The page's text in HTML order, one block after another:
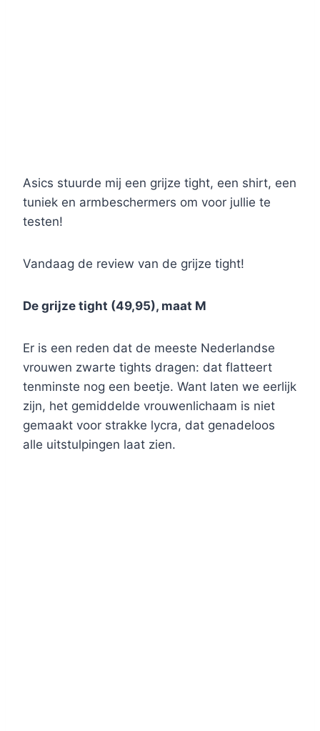
Asics stuurde mij een grijze tight, een shirt, een
tuniek en armbeschermers om voor jullie te
testen!
Vandaag de review van de grijze tight!
De grijze tight (49,95), maat M
Er is een reden dat de meeste Nederlandse
vrouwen zwarte tights dragen: dat flatteert
tenminste nog een beetje. Want laten we eerlijk
zijn, het gemiddelde vrouwenlichaam is niet
gemaakt voor strakke lycra, dat genadeloos
alle uitstulpingen laat zien.